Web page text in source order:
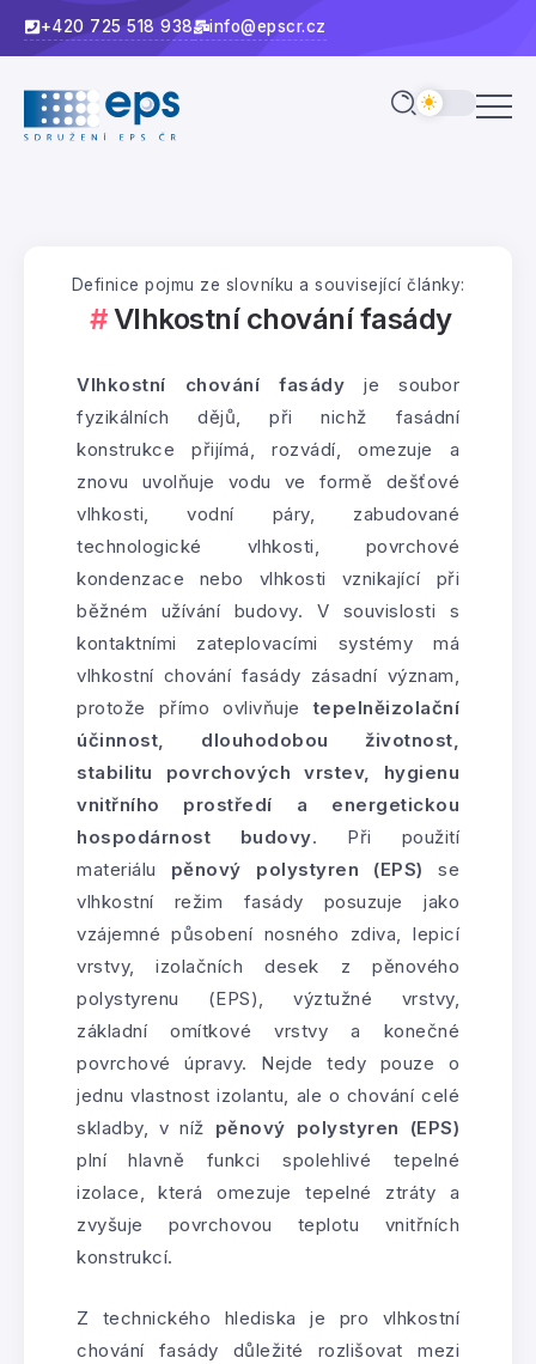
+420 725 518 938 info@epscr.cz
Definice pojmu ze slovníku a související články:
Vlhkostní chování fasády
Vlhkostní chování fasády je soubor
fyzikálních dějů, při nichž fasádní
konstrukce přijímá, rozvádí, omezuje a
znovu uvolňuje vodu ve formě dešťové
vlhkosti, vodní páry, zabudované
technologické vlhkosti, povrchové
kondenzace nebo vlhkosti vznikající při
běžném užívání budovy. V souvislosti s
kontaktními zateplovacími systémy má
vlhkostní chování fasády zásadní význam,
protože přímo ovlivňujetepelněizolační
účinnost, dlouhodobou životnost,
stabilitu povrchových vrstev, hygienu
vnitřního prostředí a energetickou
hospodárnost budovy. Při použití
materiálu pěnový polystyren (EPS) se
vlhkostní režim fasády posuzuje jako
vzájemné působení nosného zdiva, lepicí
vrstvy, izolačních desek z pěnového
polystyrenu (EPS), výztužné vrstvy,
základní omítkové vrstvy a konečné
povrchové úpravy. Nejde tedy pouze o
jednu vlastnost izolantu, ale o chování celé
skladby, v níž pěnový polystyren (EPS)
plní hlavně funkci spolehlivé tepelné
izolace, která omezuje tepelné ztráty a
zvyšuje povrchovou teplotu vnitřních
konstrukcí.
Z technického hlediska je pro vlhkostní
chování fasády důležité rozlišovat mezi